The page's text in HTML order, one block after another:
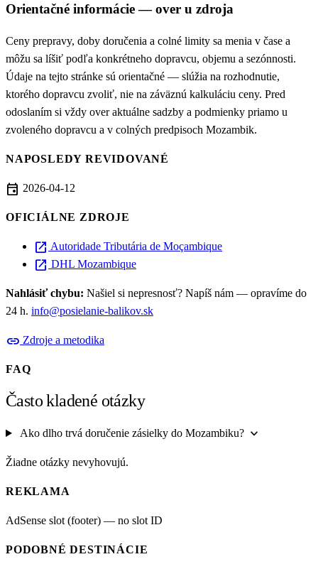
Orientačné informácie — over u zdroja
Ceny prepravy, doby doručenia a colné limity sa menia v čase a
môžu sa líšiť podľa konkrétneho dopravcu, objemu a sezónnosti.
Údaje na tejto stránke sú orientačné — slúžia na rozhodnutie,
ktorého dopravcu zvoliť, nie na záväznú kalkuláciu ceny. Pred
odoslaním si vždy over aktuálne sadzby a podmienky priamo u
zvoleného dopravcu a v colných predpisoch Mozambik.
NAPOSLEDY REVIDOVANÉ
event 2026-04-12
OFICIÁLNE ZDROJE
open_in_new Autoridade Tributária de Moçambique
open_in_new DHL Mozambique
Nahlásiť chybu: Našiel si nepresnosť? Napíš nám — opravíme do
24 h. info@posielanie-balikov.sk
link Zdroje a metodika
FAQ
Často kladené otázky
Ako dlho trvá doručenie zásielky do Mozambiku? expand_more
Žiadne otázky nevyhovujú.
REKLAMA
AdSense slot (footer) — no slot ID
PODOBNÉ DESTINÁCIE